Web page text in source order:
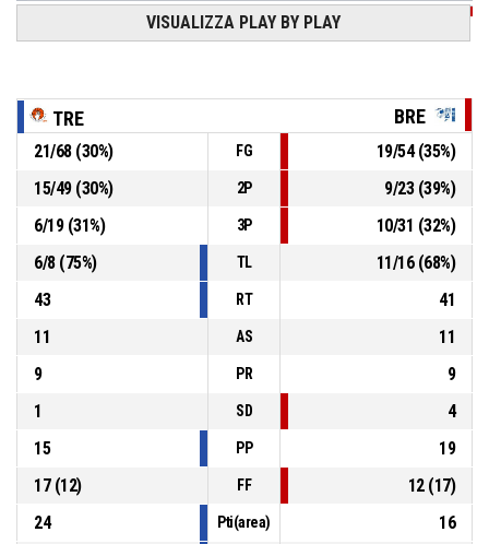
24, Turmel A. , Passaggio sbagliato
9, Battilotti M., Palla persa - Fuori dal campo
Rimbalzo difensivo P4 01:17
01:18
BASKETBALL_ACTION_3PT_PULLUPJUMPSHOT sbagliato
VISUALIZZA PLAY BY PLAY
TRE BRE
21/68(30%) FG 19/54(35%)
15/49(30%) 2P 9/23(39%)
6/19(31%) 3P 10/31 (32%)
6/8(75%) TL 11/16(68%)
43
RT
41
11
AS
11
9
PR
9
1
SD
4
15
PP
19
17(12) FF 12(17)
24
Pti(area)
16